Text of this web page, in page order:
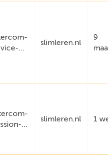
...
slimleren.nl
9
...
slimleren.nl 1